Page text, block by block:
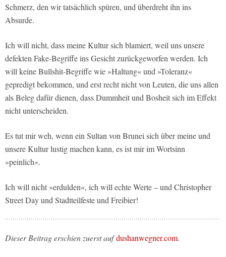
Schmerz, den wir tatsächlich spüren, und überdreht ihn ins
Absurde.
Ich will nicht, dass meine Kultur sich blamiert, weil uns unsere
defekten Fake-Begriffe ins Gesicht zurückgeworfen werden. Ich
will keine Bullshit-Begriffe wie »Haltung« und »Toleranz«
gepredigt bekommen, und erst recht nicht von Leuten, die uns allen
als Beleg dafür dienen, dass Dummheit und Bosheit sich im Effekt
nicht unterscheiden.
Es tut mir weh, wenn ein Sultan von Brunei sich über meine und
unsere Kultur lustig machen kann, es ist mir im Wortsinn
»peinlich«.
Ich will nicht »erdulden«, ich will echte Werte – und Christopher
Street Day und Stadtteilfeste und Freibier!
Dieser Beitrag erschien zuerst aufdushanwegner.com.